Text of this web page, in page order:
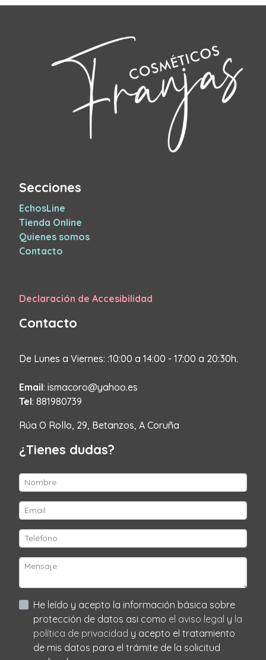
Secciones
EchosLine
Tienda Online
Quienes somos
Contacto
Declaración de Accesibilidad
Contacto
De Lunes a Viernes: :10:00 a 14:00 - 17:00 a 20:30h.
Email: ismacoro@yahoo.es
Tel: 881980739
Rúa O Rollo, 29, Betanzos, A Coruña
¿Tienes dudas?
He leído y acepto la información básica sobre
protección de datos asi como el aviso legal y la
política de privacidad y acepto el tratamiento
de mis datos para el trámite de la solicitud